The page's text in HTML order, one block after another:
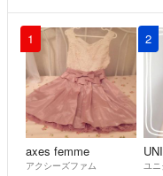
1
axes femme
アクシーズファム
2
ユニ